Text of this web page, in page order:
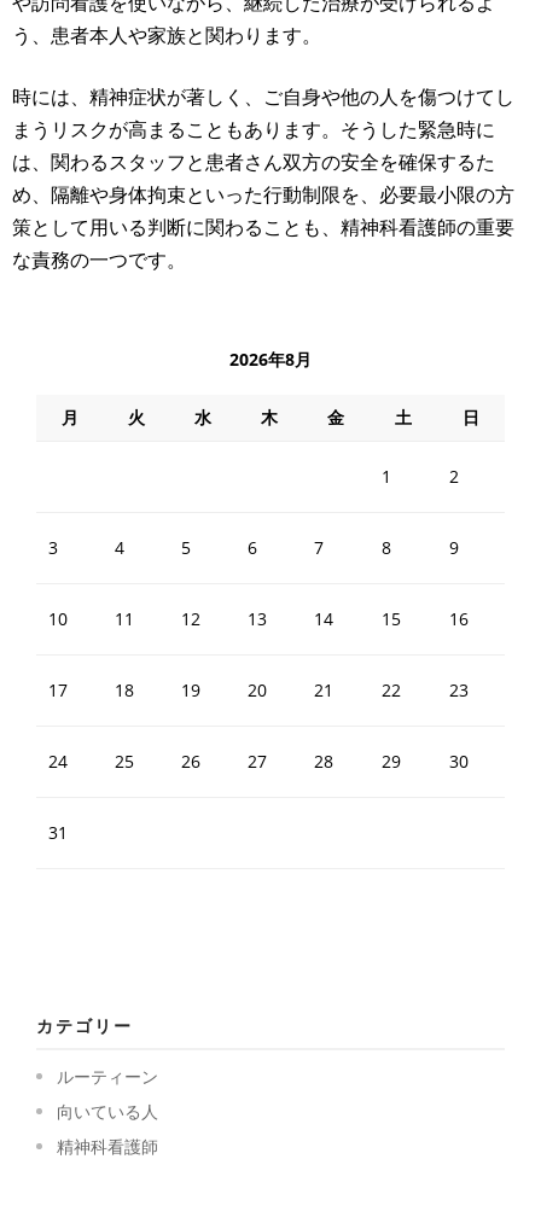
う、患者本人や家族と関わります。
時には、精神症状が著しく、ご自身や他の人を傷つけてし
まうリスクが高まることもあります。そうした緊急時に
は、関わるスタッフと患者さん双方の安全を確保するた
め、隔離や身体拘束といった行動制限を、必要最小限の方
策として用いる判断に関わることも、精神科看護師の重要
な責務の一つです。
2026年8月
月 火 水 木 金 土 日
1 2
3 4 5 6 7 8 9
10 11 12 13 14 15 16
17 18 19 20 21 22 23
24 25 26 27 28 29 30
31
カテゴリー
ルーティーン
向いている人
精神科看護師